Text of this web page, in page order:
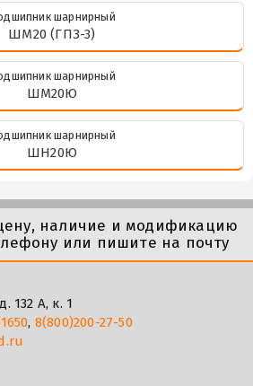
шарнирный
ШМ20 (ГПЗ-3)
шарнирный
ШМ20Ю
шарнирный
ШН20Ю
наличие и модификацию
или пишите на почту
132 А, к. 1
, 8(800)200-27-50